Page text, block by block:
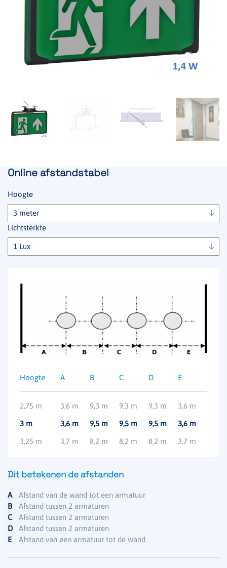
Online afstandstabel
Hoogte
Lichtsterkte
Hoogte A B C D E
2,75 m 3,6 m 9,3 m 9,3 m 9,3 m 3,6 m
3 m 3,6 m 9,5 m 9,5 m 9,5 m 3,6 m
3,25 m 3,7 m 8,2 m 8,2 m 8,2 m 3,7 m
Dit betekenen de afstanden
A
Afstand van de wand tot een armatuur
B
Afstand tussen 2 armaturen
C
Afstand tussen 2 armaturen
D
Afstand tussen 2 armaturen
E
Afstand van een armatuur tot de wand